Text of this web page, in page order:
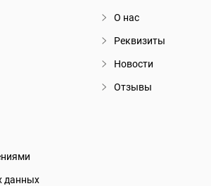
данных
О нас
Реквизиты
Новости
Отзывы